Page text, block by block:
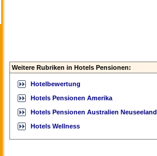
Weitere Rubriken in Hotels Pensionen:
Hotelbewertung
Hotels Pensionen Amerika
Hotels Pensionen Australien Neuseeland
Hotels Wellness